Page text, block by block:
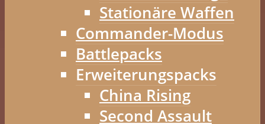
Stationäre Waffen
Commander-Modus
Battlepacks
Erweiterungspacks
China Rising
Second Assault